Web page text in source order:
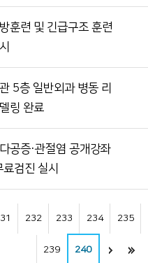
훈련 및 긴급구조 훈련
5층 일반외과 병동 리
링 완료
공증·관절염 공개강좌
료검진 실시
232 233 234 235
239 240